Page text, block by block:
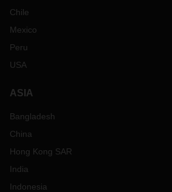
Chile
Mexico
Peru
USA
ASIA
Bangladesh
China
Hong Kong SAR
India
Indonesia